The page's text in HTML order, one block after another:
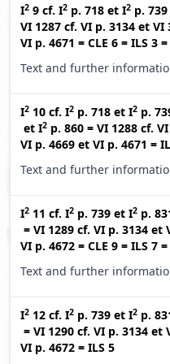
I2 9 cf. I2 p. 718 et I2 p. 739
VI 1287 cf. VI p. 3134 et VI
VI p. 4671 = CLE 6 = ILS 3 =
Text and further
I2 10 cf. I2 p. 718 et I2 p.
et I2 p. 860 = VI 1288 cf.
VI p. 4669 et VI p. 4671 =
Text and further
I2 11 cf. I2 p. 739 et I2 p.
= VI 1289 cf. VI p. 3134 et
VI p. 4672 = CLE 9 = ILS 7 =
Text and further
I2 12 cf. I2 p. 739 et I2 p.
= VI 1290 cf. VI p. 3134 et
VI p. 4672 = ILS 5